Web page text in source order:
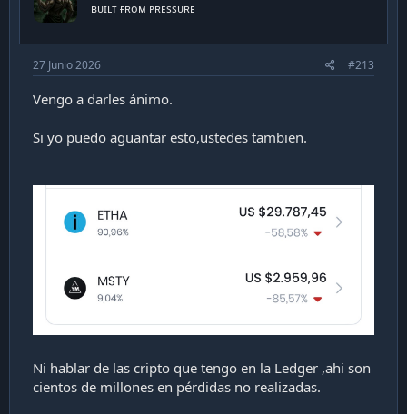
ʙᴜɪʟᴛ ғʀᴏᴍ ᴘʀᴇssᴜʀᴇ
27 Junio 2026 #213
Vengo a darles ánimo.
Si yo puedo aguantar esto,ustedes tambien.
Ni hablar de las cripto que tengo en la Ledger ,ahi son
cientos de millones en pérdidas no realizadas.